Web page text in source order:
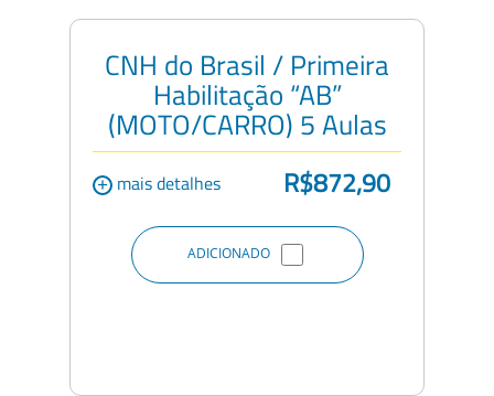
CNH do Brasil / Primeira
Habilitação “AB”
(MOTO/CARRO) 5 Aulas
+ mais detalhes R$872,90
ADICIONADO